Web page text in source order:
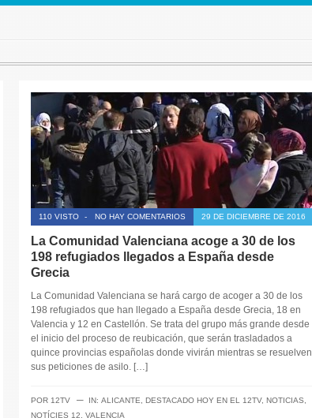
110 VISTO - NO HAY COMENTARIOS 29 DE DICIEMBRE DE 2016
La Comunidad Valenciana acoge a 30 de los
198 refugiados llegados a España desde
Grecia
La Comunidad Valenciana se hará cargo de acoger a 30 de los
198 refugiados que han llegado a España desde Grecia, 18 en
Valencia y 12 en Castellón. Se trata del grupo más grande desde
el inicio del proceso de reubicación, que serán trasladados a
quince provincias españolas donde vivirán mientras se resuelven
sus peticiones de asilo. […]
POR 12TV ─ IN: ALICANTE DESTACADO HOY EN EL 12TV, NOTICIAS
NOTÍCIES 12
VALENCIA